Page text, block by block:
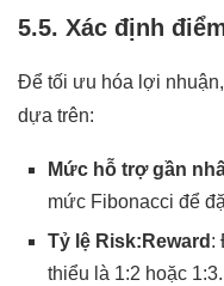
5.5. Xác định
Để tối ưu hóa lợi
dựa trên:
Mức hỗ trợ gần
mức Fibonacci để
Tỷ lệ Risk:Reward :
thiểu là 1:2 hoặc 1:3.